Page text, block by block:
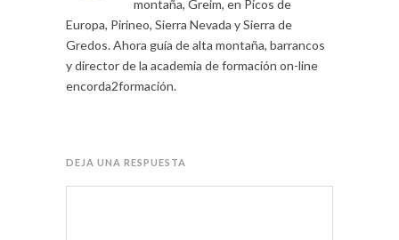
montaña, Greim, en Picos de
Europa, Pirineo, Sierra Nevada y Sierra de
Gredos. Ahora guía de alta montaña, barrancos
y director de la academia de formación on-line
encorda2formación.
DEJA UNA RESPUESTA